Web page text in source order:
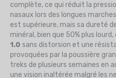
complète, ce qui réduit la
nasaux lors des longues
est supérieure, mais sa dureté
minéral, bien que 50% plus
1.0 sans distorsion et une
provoquées par la poussière
treks de plusieurs semaines en
une vision inaltérée malgré les